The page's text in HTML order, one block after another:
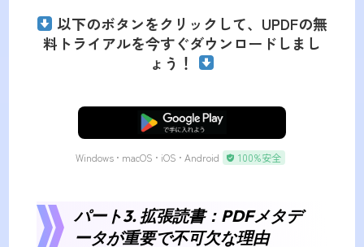
以下のボタンをクリックして、UPDFの無
料トライアルを今すぐダウンロードしまし
ょう！
無料ダウンロード
Windows • macOS • iOS • Android 100%安全
パート3. 拡張読書：PDFメタデ
ータが重要で不可欠な理由